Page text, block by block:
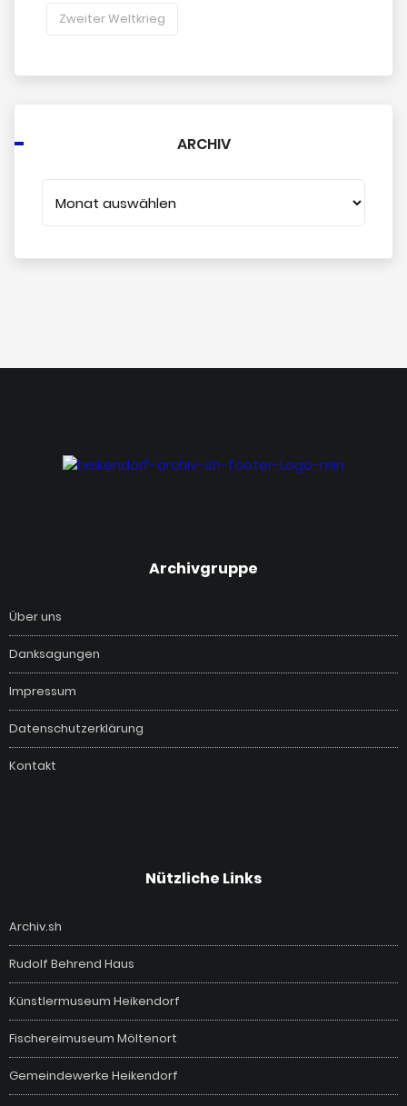
Zweiter Weltkrieg
ARCHIV
‎Archivgruppe
Über uns
Danksagungen
Impressum
Datenschutzerklärung
Kontakt
Nützliche Links
Archiv.sh
Rudolf Behrend Haus
Künstlermuseum Heikendorf
Fischereimuseum Möltenort
Gemeindewerke Heikendorf